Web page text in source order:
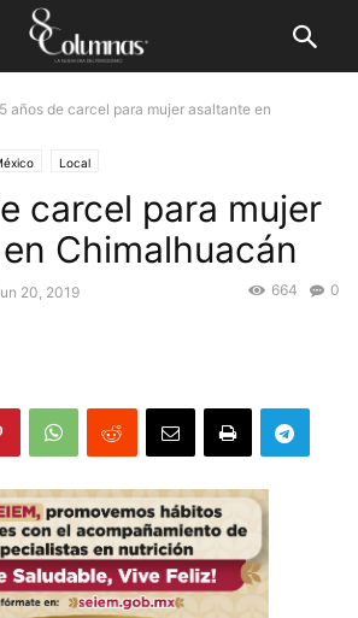
años de carcel para mujer asaltante en
Local
carcel para mujer
Chimalhuacán
20, 2019 0
664